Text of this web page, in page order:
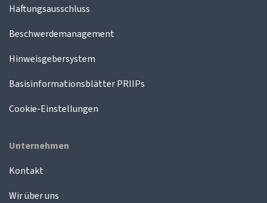
Haftungsausschluss
Beschwerdemanagement
Hinweisgebersystem
Basisinformationsblätter PRIIPs
Cookie-Einstellungen
Unternehmen
Kontakt
Wir über uns